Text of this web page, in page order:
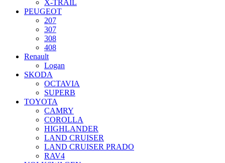
X-TRAIL
PEUGEOT
207
307
308
408
Renault
Logan
SKODA
OCTAVIA
SUPERB
TOYOTA
CAMRY
COROLLA
HIGHLANDER
LAND CRUISER
LAND CRUISER PRADO
RAV4